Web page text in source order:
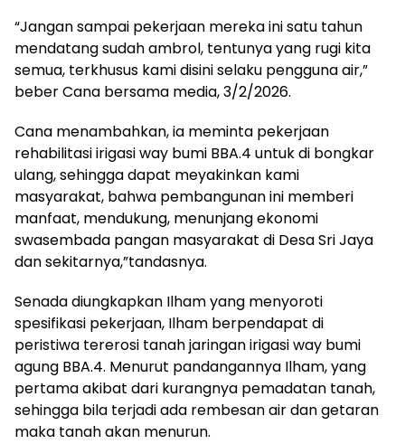
“Jangan sampai pekerjaan mereka ini satu tahun
mendatang sudah ambrol, tentunya yang rugi kita
semua, terkhusus kami disini selaku pengguna air,”
beber Cana bersama media, 3/2/2026.
Cana menambahkan, ia meminta pekerjaan
rehabilitasi irigasi way bumi BBA.4 untuk di bongkar
ulang, sehingga dapat meyakinkan kami
masyarakat, bahwa pembangunan ini memberi
manfaat, mendukung, menunjang ekonomi
swasembada pangan masyarakat di Desa Sri Jaya
dan sekitarnya,”tandasnya.
Senada diungkapkan Ilham yang menyoroti
spesifikasi pekerjaan, Ilham berpendapat di
peristiwa tererosi tanah jaringan irigasi way bumi
agung BBA.4. Menurut pandangannya Ilham, yang
pertama akibat dari kurangnya pemadatan tanah,
sehingga bila terjadi ada rembesan air dan getaran
maka tanah akan menurun.